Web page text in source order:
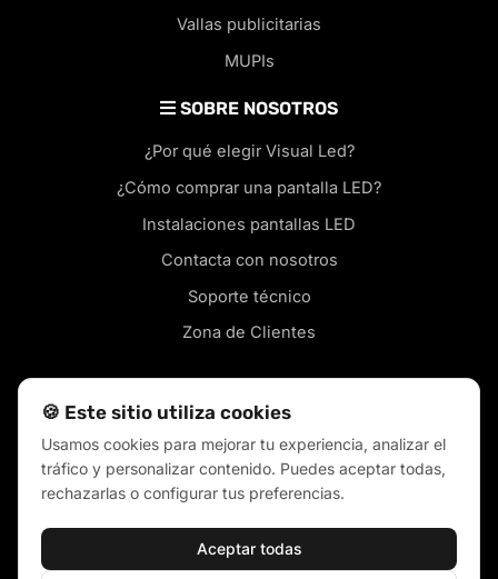
Vallas publicitarias
MUPIs
SOBRE NOSOTROS
¿Por qué elegir Visual Led?
¿Cómo comprar una pantalla LED?
Instalaciones pantallas LED
Contacta con nosotros
Soporte técnico
Zona de Clientes
Pantallas led en tu ciudad
Política de cookies
🍪 Este sitio utiliza cookies
Usamos cookies para mejorar tu experiencia, analizar el
tráfico y personalizar contenido. Puedes aceptar todas,
rechazarlas o configurar tus preferencias.
Aceptar todas